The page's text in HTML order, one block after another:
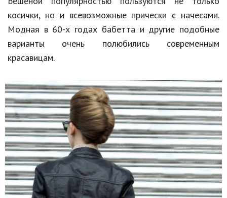
косички, но и всевозможные прически с начесами.
Модная в 60-х годах бабетта и другие подобные
варианты очень полюбились современным
красавицам.